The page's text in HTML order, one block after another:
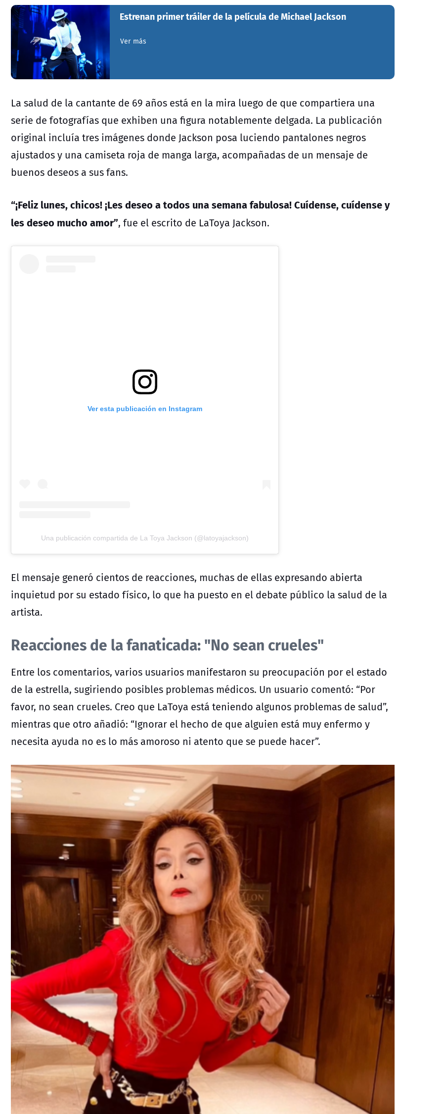
Estrenan primer tráiler de la película de Michael Jackson
Ver más
La salud de la cantante de 69 años está en la mira luego de que compartiera una
serie de fotografías que exhiben una figura notablemente delgada. La publicación
original incluía tres imágenes donde Jackson posa luciendo pantalones negros
ajustados y una camiseta roja de manga larga, acompañadas de un mensaje de
buenos deseos a sus fans.
“¡Feliz lunes, chicos! ¡Les deseo a todos una semana fabulosa! Cuídense, cuídense y
les deseo mucho amor”, fue el escrito de LaToya Jackson.
Ver esta publicación en Instagram
Una publicación compartida de La Toya Jackson (@latoyajackson)
El mensaje generó cientos de reacciones, muchas de ellas expresando abierta
inquietud por su estado físico, lo que ha puesto en el debate público la salud de la
artista.
Reacciones de la fanaticada: "No sean crueles"
Entre los comentarios, varios usuarios manifestaron su preocupación por el estado
de la estrella, sugiriendo posibles problemas médicos. Un usuario comentó: “Por
favor, no sean crueles. Creo que LaToya está teniendo algunos problemas de salud”,
mientras que otro añadió: “Ignorar el hecho de que alguien está muy enfermo y
necesita ayuda no es lo más amoroso ni atento que se puede hacer”.